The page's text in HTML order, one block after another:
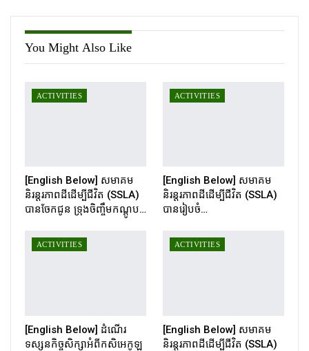
You Might Also Like
ACTIVITIES
[English Below] សមាគម
និរន្តរភាពដីដើម្បីជីវិត (SSLA)
បានចែកជូន ទ្រុងចិញ្ចឹមកណ្ដូប…
ACTIVITIES
[English Below] សមាគម
និរន្តរភាពដីដើម្បីជីវិត (SSLA)
បានរៀបចំ…
ACTIVITIES
[English Below] ដំណើរ
ទស្សនកិច្ចសិក្សាអំពីកសិអេកូឡូ
ACTIVITIES
[English Below] សមាគម
និរន្តរភាពដីដើម្បីជីវិត (SSLA)